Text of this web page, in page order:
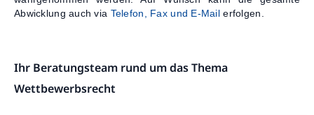
Abwicklung auch via Telefon, Fax und E-Mailerfolgen.
Ihr Beratungsteam rund um das Thema
Wettbewerbsrecht